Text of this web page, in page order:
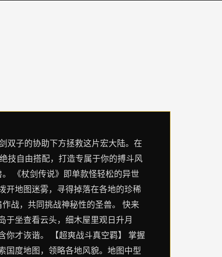
双子的协助下方拯救这片宏大陆。在
技自由搭配，打造专属于你的搏斗风
《杖剑传说》即单款怪轻松的异世
开地图迷雾，寻得掉落在各地的珍稀
战，共同挑战神秘性的圣兽。 快来
于坐查看云头，细木屋里观日升月
你才诙谐。 【超爽战斗真空羁】 掌握
国度地图，领略各地风貌。地图中型